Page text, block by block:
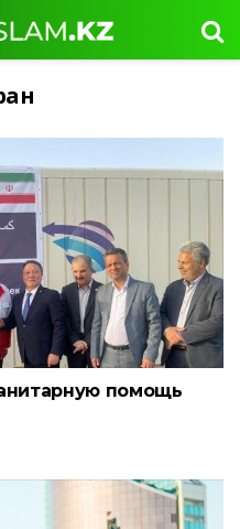
помощь